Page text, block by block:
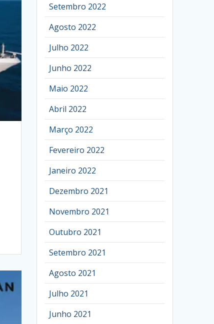
Setembro 2022
Agosto 2022
Julho 2022
Junho 2022
Maio 2022
Abril 2022
Março 2022
Fevereiro 2022
Janeiro 2022
Dezembro 2021
Novembro 2021
Outubro 2021
Setembro 2021
Agosto 2021
Julho 2021
Junho 2021